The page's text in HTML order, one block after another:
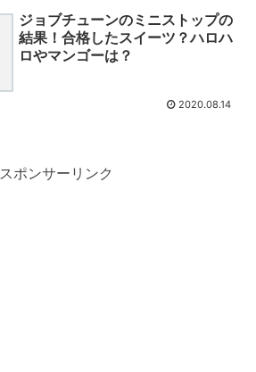
ジョブチューンのミニストップの
結果！合格したスイーツ？ハロハ
ロやマンゴーは？
2020.08.14
スポンサーリンク